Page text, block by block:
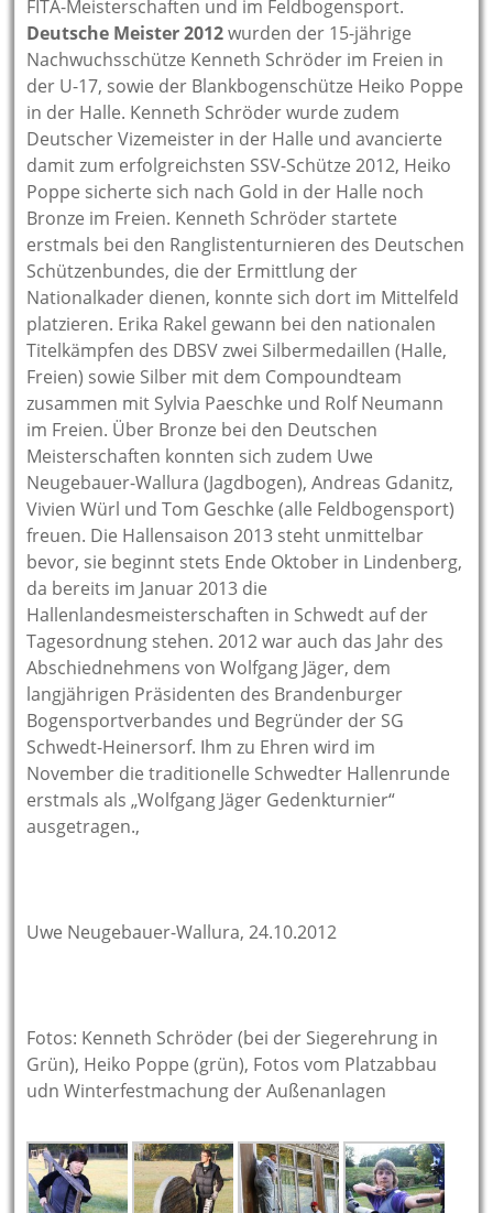
FITA-Meisterschaften und im Feldbogensport.
Deutsche Meister 2012wurden der 15-jährige
Nachwuchsschütze Kenneth Schröder im Freien in
der U-17, sowie der Blankbogenschütze Heiko Poppe
in der Halle. Kenneth Schröder wurde zudem
Deutscher Vizemeister in der Halle und avancierte
damit zum erfolgreichsten SSV-Schütze 2012, Heiko
Poppe sicherte sich nach Gold in der Halle noch
Bronze im Freien. Kenneth Schröder startete
erstmals bei den Ranglistenturnieren des Deutschen
Schützenbundes, die der Ermittlung der
Nationalkader dienen, konnte sich dort im Mittelfeld
platzieren. Erika Rakel gewann bei den nationalen
Titelkämpfen des DBSV zwei Silbermedaillen (Halle,
Freien) sowie Silber mit dem Compoundteam
zusammen mit Sylvia Paeschke und Rolf Neumann
im Freien. Über Bronze bei den Deutschen
Meisterschaften konnten sich zudem Uwe
Neugebauer-Wallura (Jagdbogen), Andreas Gdanitz,
Vivien Würl und Tom Geschke (alle Feldbogensport)
freuen. Die Hallensaison 2013 steht unmittelbar
bevor, sie beginnt stets Ende Oktober in Lindenberg,
da bereits im Januar 2013 die
Hallenlandesmeisterschaften in Schwedt auf der
Tagesordnung stehen. 2012 war auch das Jahr des
Abschiednehmens von Wolfgang Jäger, dem
langjährigen Präsidenten des Brandenburger
Bogensportverbandes und Begründer der SG
Schwedt-Heinersorf. Ihm zu Ehren wird im
November die traditionelle Schwedter Hallenrunde
erstmals als „Wolfgang Jäger Gedenkturnier“
ausgetragen.,
Uwe Neugebauer-Wallura, 24.10.2012
Fotos: Kenneth Schröder (bei der Siegerehrung in
Grün), Heiko Poppe (grün), Fotos vom Platzabbau
udn Winterfestmachung der Außenanlagen